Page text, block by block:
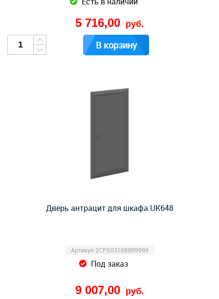
5 716,00 руб.
В корзину
Дверь антрацит для шкафа UK648
Артикул 2CPX031089R9999
Под заказ
9 007,00 руб.